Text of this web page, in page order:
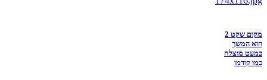
מקום שקט 2
הוא המשך
כמעט מוצלח
כמו קודמו